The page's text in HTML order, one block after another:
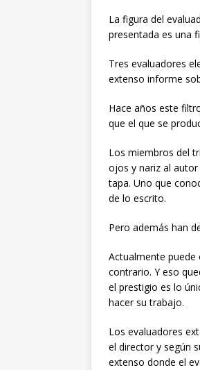
La figura del
presentada es una
Tres evaluadores
extenso informe
Hace años este
que el que se
Los miembros del
ojos y nariz al autor
tapa. Uno que
de lo escrito.
Pero además han
Actualmente
contrario. Y eso
el prestigio es lo
hacer su trabajo.
Los evaluadores
el director y según
extenso donde el